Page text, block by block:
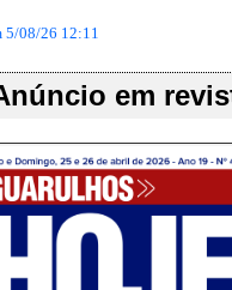
5/08/26 12:11
em